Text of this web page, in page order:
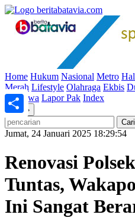
Home Hukum Nasional Metro
Merah Lifestyle Olahraga Ekbis
Peristiwa Lapor Pak Index
»
Jumat, 24 Januari 2025 18:29:54
Renovasi
Tuntas,
Ini Sangat
Share